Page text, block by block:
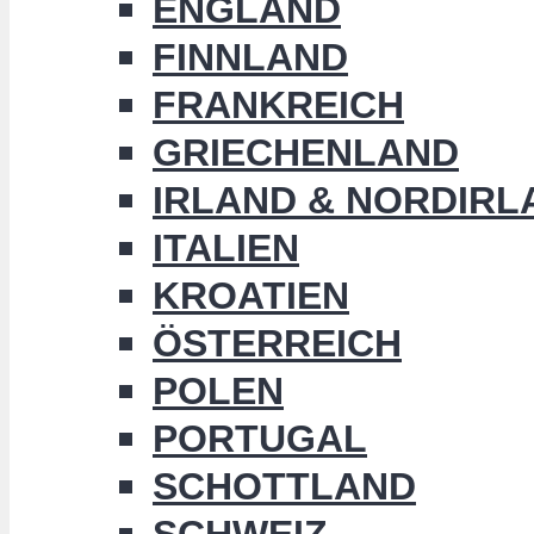
ENGLAND
FINNLAND
FRANKREICH
GRIECHENLAND
IRLAND &
ITALIEN
KROATIEN
ÖSTERREICH
POLEN
PORTUGAL
SCHOTTLAND